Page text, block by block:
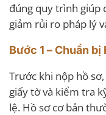
đúng quy trình giúp
giảm rủi ro pháp lý
Bước 1 – Chuẩn bị
Trước khi nộp hồ
giấy tờ và kiểm tra
lệ. Hồ sơ cơ bản